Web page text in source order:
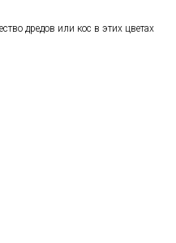
дредов или кос в этих цветах